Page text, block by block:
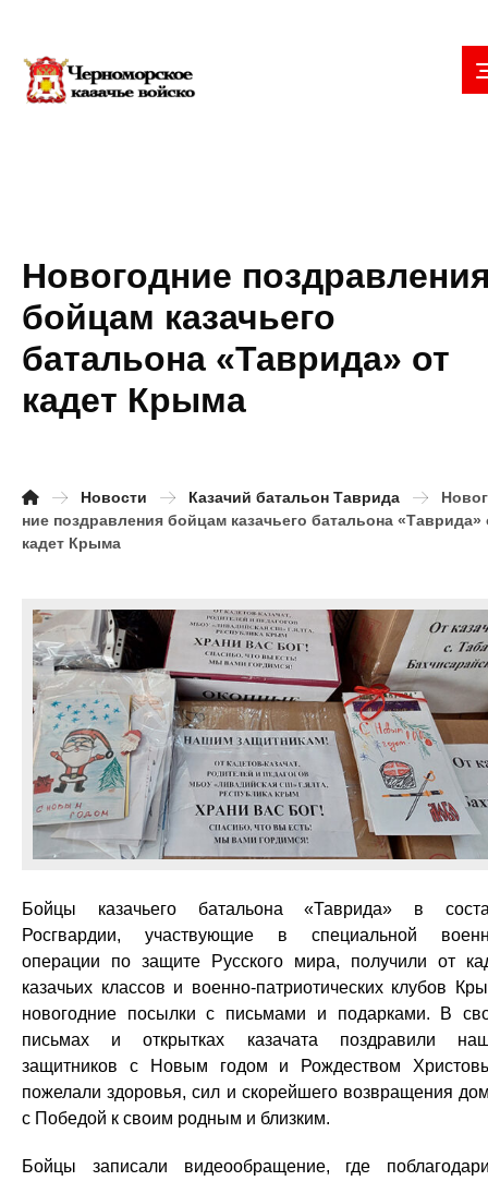
Новогодние
бойцам казачьего
батальона «Таврида» от
кадет Крыма
Новости Казачий батальон Таврида
ние поздравления бойцам казачьего батальона «Таврида»
кадет Крыма
Бойцы казачьего батальона «Таврида» в
Росгвардии, участвующие в специальной
операции по защите Русского мира, получили от
казачьих классов и военно-патриотических клубов
новогодние посылки с письмами и подарками. В
письмах и открытках казачата поздравили
защитников с Новым годом и Рождеством
пожелали здоровья, сил и скорейшего возвращения
с Победой к своим родным и близким.
Бойцы записали видеообращение, где